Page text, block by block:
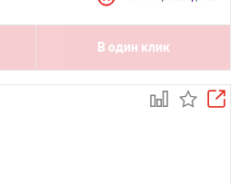
В один клик